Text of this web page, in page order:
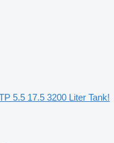
5.5 17.5 3200 Liter Tank!